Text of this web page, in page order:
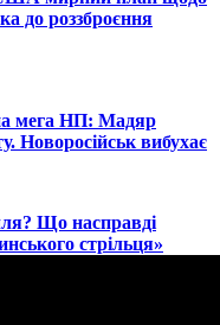
до роззброєння
мега НП: Мадяр
Новоросійськ вибухає
Що насправді
стрільця»